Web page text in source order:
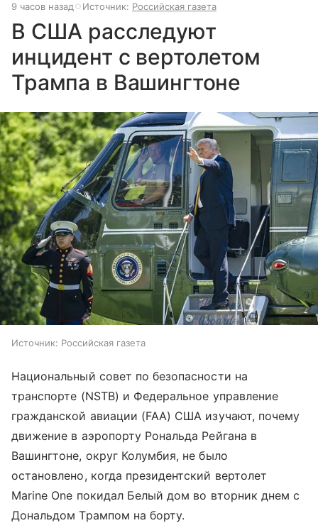
9 часов назад Источник: Российская газета
В США расследуют
инцидент с вертолетом
Трампа в Вашингтоне
Источник: Российская газета
Национальный совет по безопасности на
транспорте (NSTB) и Федеральное управление
гражданской авиации (FAA) США изучают, почему
движение в аэропорту Рональда Рейгана в
Вашингтоне, округ Колумбия, не было
остановлено, когда президентский вертолет
Marine One покидал Белый дом во вторник днем с
Дональдом Трампом на борту.